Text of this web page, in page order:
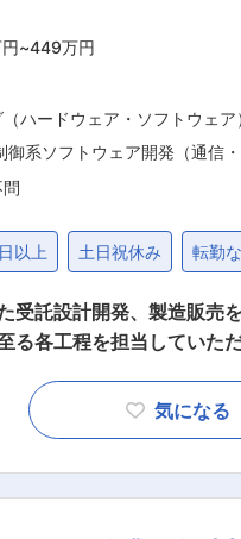
~449万円
ハードウェア・ソフトウェ
御系ソフトウェア開発（通信
以上 土日祝休み 転勤
開発、製造販売を行う当社の
る各工程を担当していた
内大手メーカーの組込
方を歓迎します。 ・Raspberry PiやArd
気になる